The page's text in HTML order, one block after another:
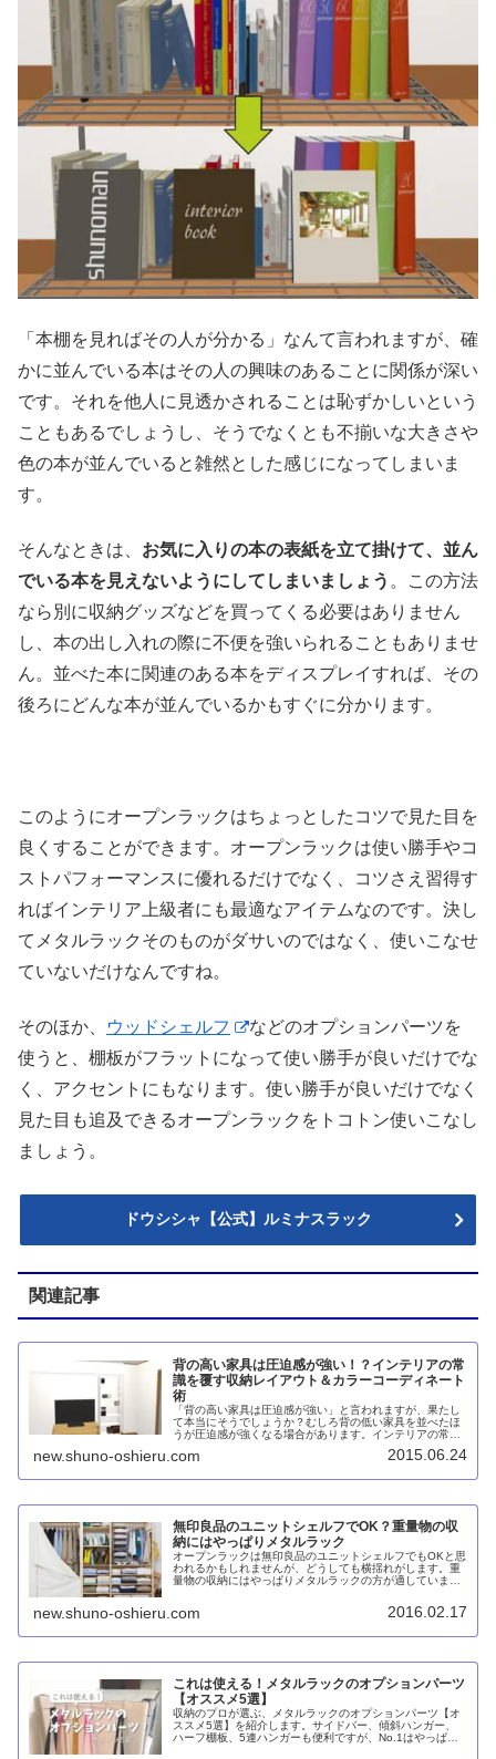
「本棚を見ればその人が分かる」なんて言われますが、確
かに並んでいる本はその人の興味のあることに関係が深い
です。それを他人に見透かされることは恥ずかしいという
こともあるでしょうし、そうでなくとも不揃いな大きさや
色の本が並んでいると雑然とした感じになってしまいま
す。
そんなときは、 お気に入りの本の表紙を立て掛けて、並ん
でいる本を見えないようにしてしまいましょう 。この方法
なら別に収納グッズなどを買ってくる必要はありません
し、本の出し入れの際に不便を強いられることもありませ
ん。並べた本に関連のある本をディスプレイすれば、その
後ろにどんな本が並んでいるかもすぐに分かります。
このようにオープンラックはちょっとしたコツで見た目を
良くすることができます。オープンラックは使い勝手やコ
ストパフォーマンスに優れるだけでなく、コツさえ習得す
ればインテリア上級者にも最適なアイテムなのです。決し
てメタルラックそのものがダサいのではなく、使いこなせ
ていないだけなんですね。
そのほか、 ウッドシェルフ
などのオプションパーツを
使うと、棚板がフラットになって使い勝手が良いだけでな
く、アクセントにもなります。使い勝手が良いだけでなく
見た目も追及できるオープンラックをトコトン使いこなし
ましょう。
ドウシシャ【公式】ルミナスラック
関連記事
背の高い家具は圧迫感が強い！？インテリアの常
識を覆す収納レイアウト＆カラーコーディネート
術
「背の高い家具は圧迫感が強い」と言われますが、果たし
て本当にそうでしょうか？むしろ背の低い家具を並べたほ
うが圧迫感が強くなる場合があります。インテリアの常識
ましょう。
new.shuno-oshieru.com 2015.06.24
無印良品のユニットシェルフでOK？重量物の収
納にはやっぱりメタルラック
オープンラックは無印良品のユニットシェルフでもOKと思
われるかもしれませんが、どうしても横揺れがします。重
量物の収納にはやっぱりメタルラックの方が適していま
new.shuno-oshieru.com 2016.02.17
これは使える！メタルラックのオプションパーツ
【オススメ5選】
収納のプロが選ぶ、メタルラックのオプションパーツ【オ
ススメ5選】を紹介します。サイドバー、傾斜ハンガー、
ハーフ棚板、5連ハンガーも便利ですが、No.1はやっぱり